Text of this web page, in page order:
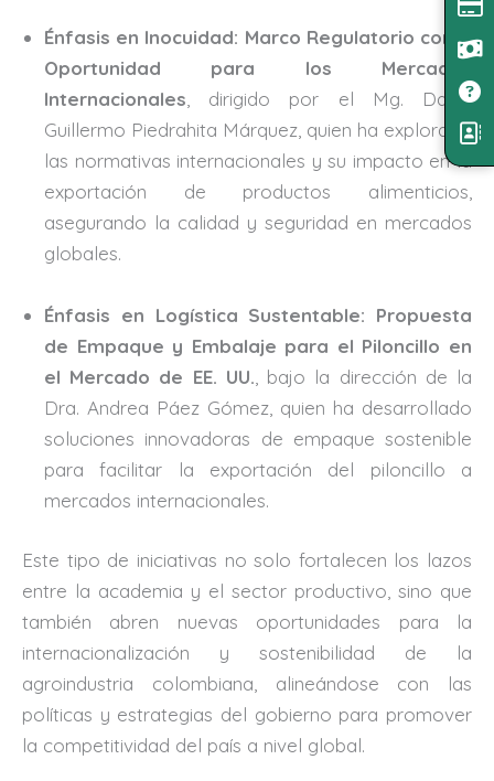
Énfasis en Inocuidad: Marco Regulatorio como
Oportunidad para los Mercados
Internacionales, dirigido por el Mg. David
Guillermo Piedrahita Márquez, quien ha explorado
las normativas internacionales y su impacto en la
exportación de productos alimenticios,
asegurando la calidad y seguridad en mercados
globales.
Énfasis en Logística Sustentable: Propuesta
de Empaque y Embalaje para el Piloncillo en
el Mercado de EE. UU., bajo la dirección de la
Dra. Andrea Páez Gómez, quien ha desarrollado
soluciones innovadoras de empaque sostenible
para facilitar la exportación del piloncillo a
mercados internacionales.
Este tipo de iniciativas no solo fortalecen los lazos
entre la academia y el sector productivo, sino que
también abren nuevas oportunidades para la
internacionalización y sostenibilidad de la
agroindustria colombiana, alineándose con las
políticas y estrategias del gobierno para promover
la competitividad del país a nivel global.